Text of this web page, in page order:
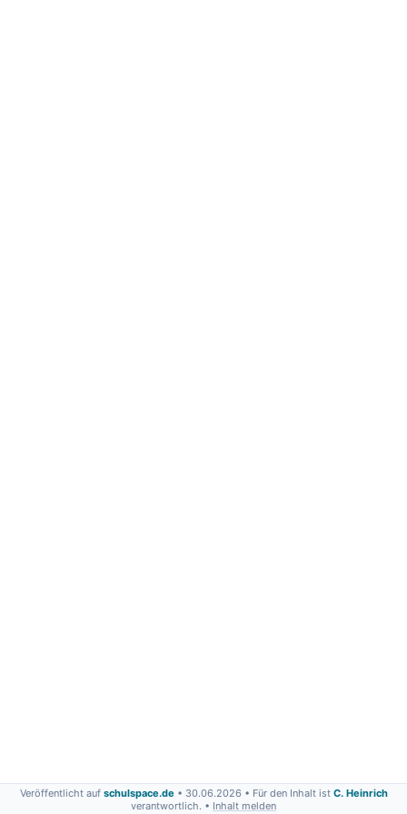
Veröffentlicht auf schulspace.de • 30.06.2026 • Für den Inhalt ist C. Heinrich
verantwortlich. • Inhalt melden